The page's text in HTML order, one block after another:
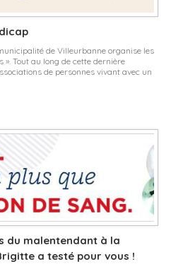
de Villeurbanne organise les
». Tout au long de cette dernière
de personnes vivant avec un
du malentendant à la
a testé pour vous !